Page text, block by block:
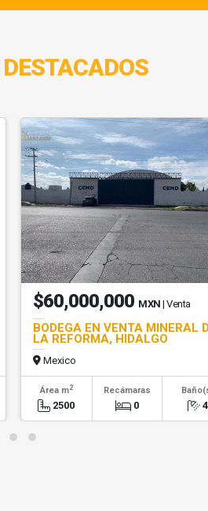
DESTACADOS
$60,000,000 MXN | Venta
BODEGA EN VENTA MINERAL
LA REFORMA, HIDALGO
Mexico
Área m2
2500
Recámaras
0 4